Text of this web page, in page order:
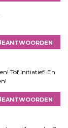
Tof initiatief! En